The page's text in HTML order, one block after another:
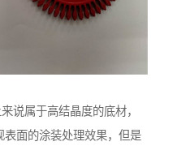
说属于高结晶度的底材，
面的涂装处理效果，但是